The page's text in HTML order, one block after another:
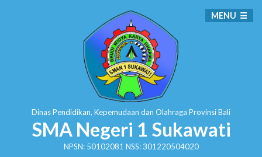
Dinas Pendidikan, Kepemudaan dan Olahraga Provinsi Bali
SMA Negeri 1 Sukawati
NPSN: 50102081 NSS: 301220504020
MENU